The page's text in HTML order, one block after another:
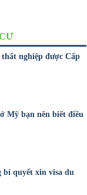
nghiệp được Cấp
Mỹ bạn nên biết điều
bí quyết xin visa du